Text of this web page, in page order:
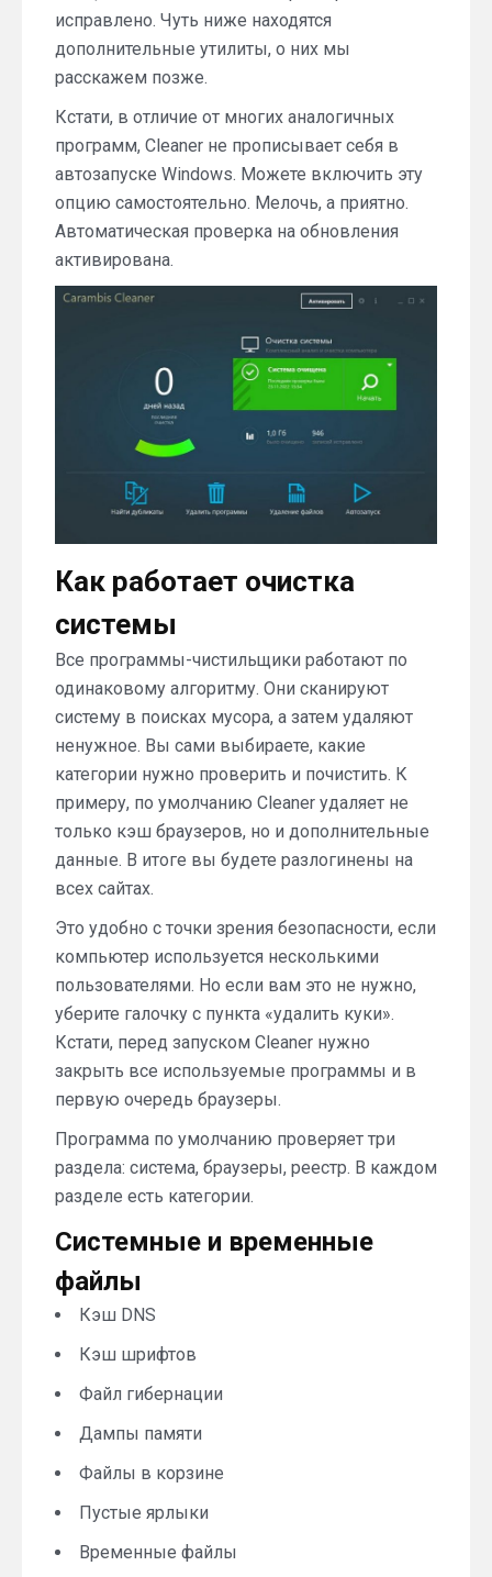
исправлено. Чуть ниже находятся
дополнительные утилиты, о них мы
расскажем позже.
Кстати, в отличие от многих аналогичных
программ, Cleaner не прописывает себя в
автозапуске Windows. Можете включить эту
опцию самостоятельно. Мелочь, а приятно.
Автоматическая проверка на обновления
активирована.
Как работает очистка
системы
Все программы-чистильщики работают по
одинаковому алгоритму. Они сканируют
систему в поисках мусора, а затем удаляют
ненужное. Вы сами выбираете, какие
категории нужно проверить и почистить. К
примеру, по умолчанию Cleaner удаляет не
только кэш браузеров, но и дополнительные
данные. В итоге вы будете разлогинены на
всех сайтах.
Это удобно с точки зрения безопасности, если
компьютер используется несколькими
пользователями. Но если вам это не нужно,
уберите галочку с пункта «удалить куки».
Кстати, перед запуском Cleaner нужно
закрыть все используемые программы и в
первую очередь браузеры.
Программа по умолчанию проверяет три
раздела: система, браузеры, реестр. В каждом
разделе есть категории.
Системные и временные
файлы
Кэш DNS
Кэш шрифтов
Файл гибернации
Дампы памяти
Файлы в корзине
Пустые ярлыки
Временные файлы